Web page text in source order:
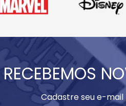
RECEBEMOS
Cadastre seu e-